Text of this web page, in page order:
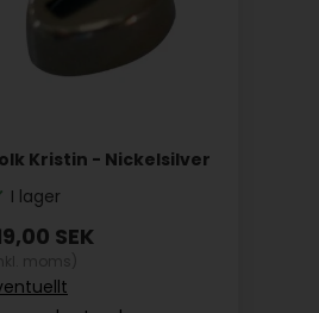
Kristin - Nickelsilver
I lager
SEK